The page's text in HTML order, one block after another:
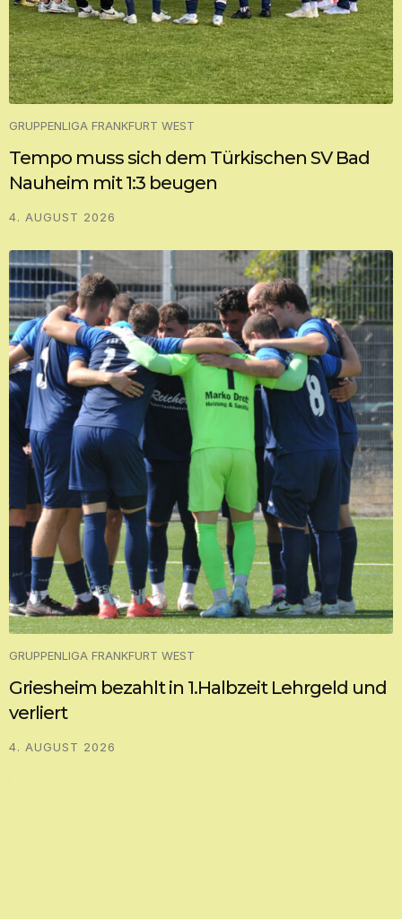
GRUPPENLIGA FRANKFURT WEST
Tempo muss sich dem Türkischen SV Bad
Nauheim mit 1:3 beugen
4. AUGUST 2026
GRUPPENLIGA FRANKFURT WEST
Griesheim bezahlt in 1.Halbzeit Lehrgeld und
verliert
4. AUGUST 2026